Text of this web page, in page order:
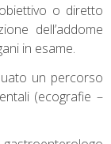
o diretto
dell’addome
in esame.
un percorso
(ecografie –